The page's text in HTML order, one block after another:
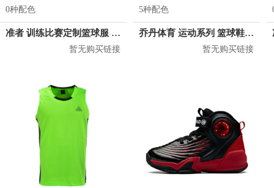
0种配色
准者 训练比赛定制篮球服 Z17110105
暂无购买链接
5种配色
乔丹体育 运动系列 篮球鞋 XM25200111
暂无购买链接